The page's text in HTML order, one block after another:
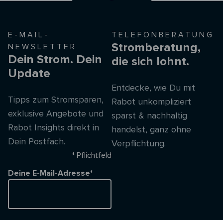
E-MAIL-
NEWSLETTER
Dein Strom. Dein
Update
Tipps zum Stromsparen,
exklusive Angebote und
Rabot Insights direkt in
Dein Postfach.
* Pflichtfeld
Deine E-Mail-Adresse*
TELEFONBERATUNG
Stromberatung,
die sich lohnt.
Entdecke, wie Du mit
Rabot unkompliziert
sparst & nachhaltig
handelst, ganz ohne
Verpflichtung.